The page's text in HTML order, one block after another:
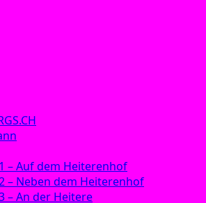
– Auf dem Heiterenhof
– Neben dem Heiterenhof
– An der Heitere